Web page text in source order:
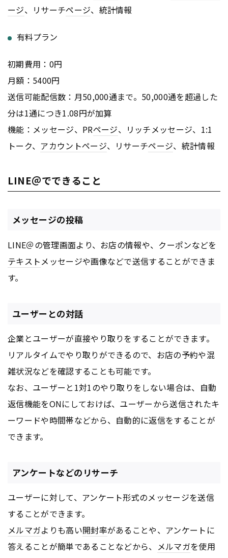
ージ、リサーチページ、統計情報
有料プラン
初期費用：0円
月額：5400円
送信可能配信数：月50,000通まで。50,000通を超過した
分は1通につき1.08円が加算
機能：メッセージ、PRページ、リッチメッセージ、1:1
トーク、 アカウントページ、リサーチページ、統計情報
LINE＠でできること
メッセージの投稿
LINE＠の管理画面より、お店の情報や、クーポンなどを
テキスト メッセージや画像などで送信することができま
す。
ユーザーとの対話
企業とユーザーが直接やり取りをすることができます。
リアルタイムでやり取りができるので、お店の予約や混
雑状況などを確認することも可能です。
なお、ユーザーと1対1のやり取りをしない場合は、自動
返信機能をONにしておけば、ユーザーから送信されたキ
ーワードや時間帯などから、自動的に返信をすることが
できます。
アンケートなどのリサーチ
ユーザーに対して、アンケート形式のメッセージを送信
することができます。
メルマガよりも高い開封率があることや、アンケートに
答えることが簡単であることなどから、 メルマガを使用